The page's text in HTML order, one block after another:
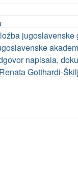
napisala,
Gotthardi-